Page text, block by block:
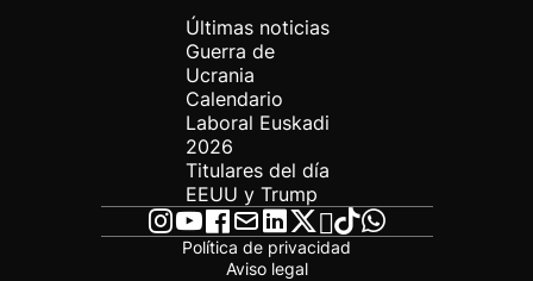
Últimas noticias
Guerra de
Ucrania
Calendario
Laboral Euskadi
2026
Titulares del día
EEUU y Trump
Política de privacidad
Aviso legal